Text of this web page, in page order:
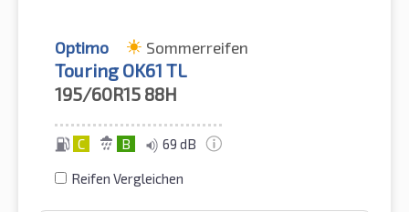
Optimo Sommerreifen
Touring OK61 TL
195/60R15 88H
C B 69 dB
Reifen Vergleichen